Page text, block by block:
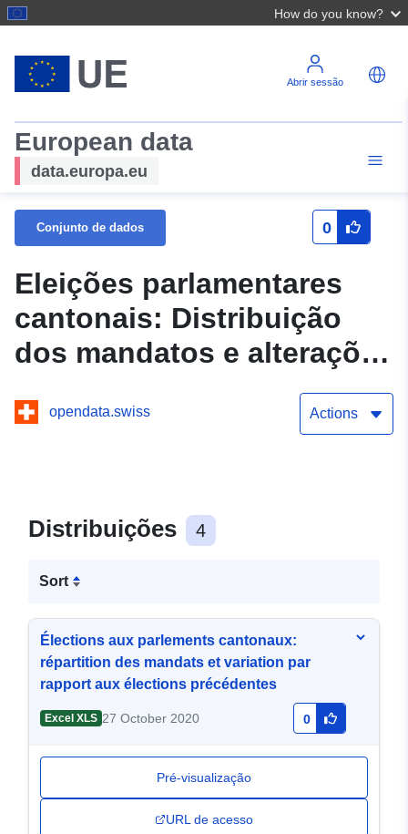
How do you know?
Abrir sessão
European data
data.europa.eu
Conjunto de dados 0
Eleições parlamentares
cantonais: Distribuição
dos mandatos e alterações
em comparação com o
período anterior
opendata.swiss Actions
Distribuições 4
Sort
Élections aux parlements cantonaux:
répartition des mandats et variation par
rapport aux élections précédentes
Excel XLS 27 October 2020 0
Pré-visualização
URL de acesso